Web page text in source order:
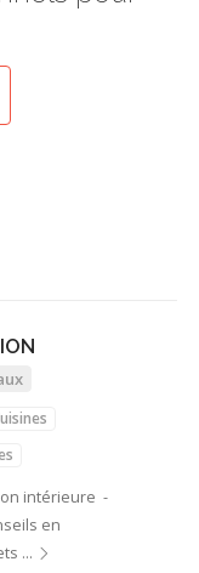
intérieure -
en
…